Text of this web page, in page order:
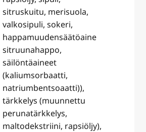
sitruskuitu, merisuola,
valkosipuli, sokeri,
happamuudensäätöaine
sitruunahappo,
säilöntäaineet
(kaliumsorbaatti,
natriumbentsoaatti)),
tärkkelys (muunnettu
perunatärkkelys,
maltodekstriini, rapsiöljy),